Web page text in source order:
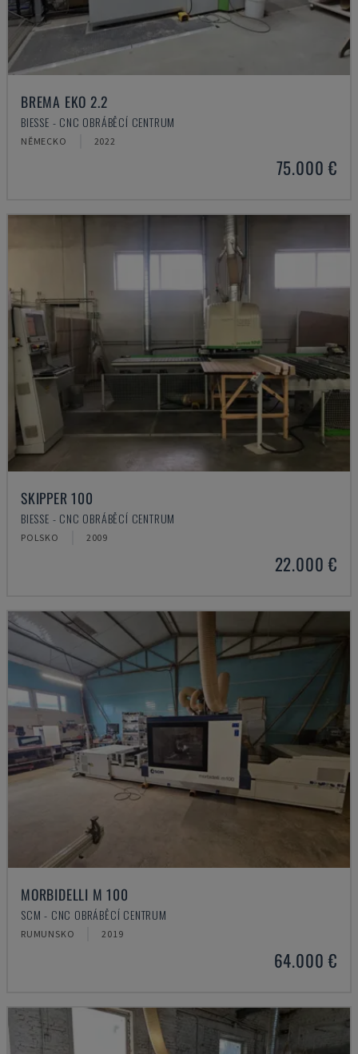
BREMA EKO 2.2
BIESSE - CNC OBRÁBĚCÍ CENTRUM
NĚMECKO 2022
75.000 €
SKIPPER 100
BIESSE - CNC OBRÁBĚCÍ CENTRUM
POLSKO 2009
22.000 €
MORBIDELLI M 100
SCM - CNC OBRÁBĚCÍ CENTRUM
RUMUNSKO 2019
64.000 €